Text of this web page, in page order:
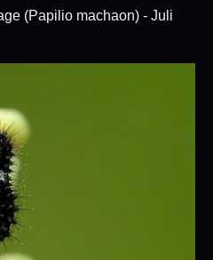
machaon) - Juli